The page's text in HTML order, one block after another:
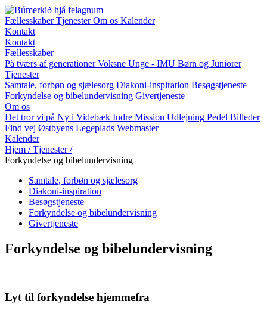
FællesskaberTjenesterOm os Kalender
Kontakt
Kontakt
Fællesskaber
På tværs af generationer Voksne Unge - IMU Børn og Juniorer
Tjenester
Samtale, forbøn og sjælesorg Diakoni-inspiration Besøgstjeneste
Forkyndelse og bibelundervisning Givertjeneste
Om os
Det tror vi på Ny i Videbæk Indre Mission Udlejning Pedel Billeder
Find vej Østbyens Legeplads Webmaster
Kalender
Hjem / Tjenester/
Forkyndelse og bibelundervisning
Samtale, forbøn og sjælesorg
Diakoni-inspiration
Besøgstjeneste
Forkyndelse og bibelundervisning
Givertjeneste
Forkyndelse og bibelundervisning
Lyt til forkyndelse hjemmefra